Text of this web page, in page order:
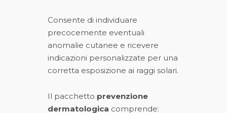
Consente di individuare
precocemente eventuali
anomalie cutanee e ricevere
indicazioni personalizzate per una
corretta esposizione ai raggi solari.
Il pacchetto prevenzione
dermatologica comprende: